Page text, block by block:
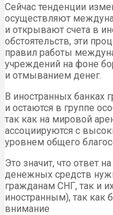
Сейчас тенденции
осуществляют
и открывают счета в
обстоятельств, эти
правил работы
учреждений на фоне
и отмыванием денег.
В иностранных банках
и остаются в группе
так как на мировой
ассоциируются с
уровнем общего
Это значит, что ответ
денежных средств
гражданам СНГ, так и
иностранным), так как
внимание